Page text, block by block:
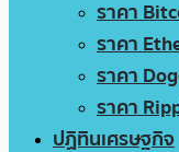
ราคา
ราคา
ราคา
ราคา
ปฏิทินเศรษฐกิจ